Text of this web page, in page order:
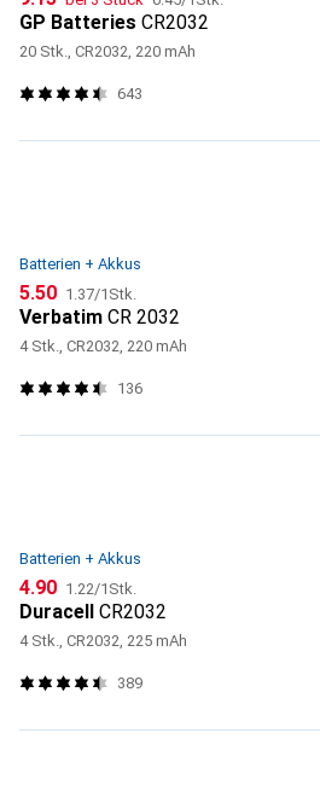
GP Batteries CR2032
20 Stk., CR2032, 220 mAh
643
Batterien + Akkus
CHF
5.50 CHF
1.37/1Stk.
Verbatim CR 2032
4 Stk., CR2032, 220 mAh
136
Batterien + Akkus
CHF
4.90 CHF
1.22/1Stk.
Duracell CR2032
4 Stk., CR2032, 225 mAh
389